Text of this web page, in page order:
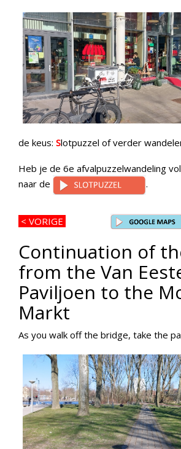
de keus: Slotpuzzel of verder
Heb je de 6e afvalpuzzelwandeling
naar de
.
< VORIGE
Continuation of
from the Van
Paviljoen to the
Markt
As you walk off the bridge, take the